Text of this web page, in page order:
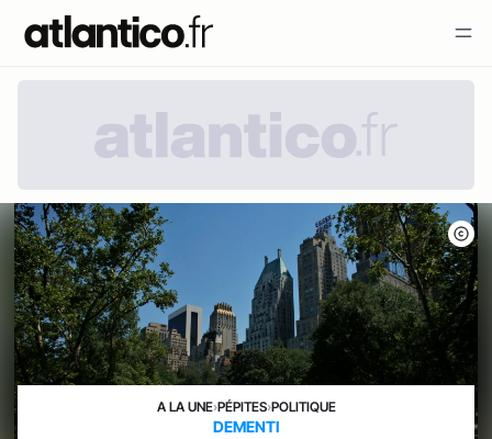
A LA UNE›PÉPITES›POLITIQUE
DEMENTI